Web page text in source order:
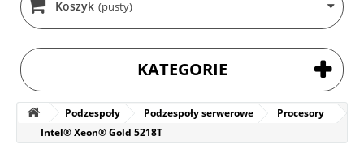
Koszyk (pusty)
KATEGORIE
Podzespoły Podzespoły serwerowe
Procesory
Intel® Xeon® Gold 5218T